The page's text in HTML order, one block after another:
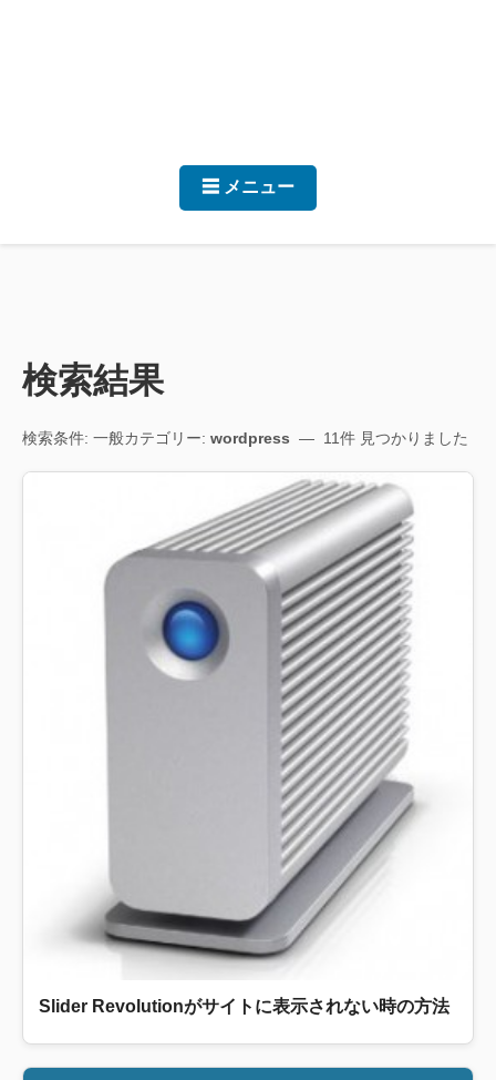
☰ メニュー
検索結果
検索条件: 一般カテゴリー: wordpress — 11件 見つかりました
Slider Revolutionがサイトに表示されない時の方法